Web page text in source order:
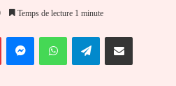
Temps de lecture 1 minute
PinterestMessengerWhatsAppTelegramPartager par email